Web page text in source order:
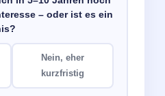
– oder ist es ein
Nein, eher
kurzfristig